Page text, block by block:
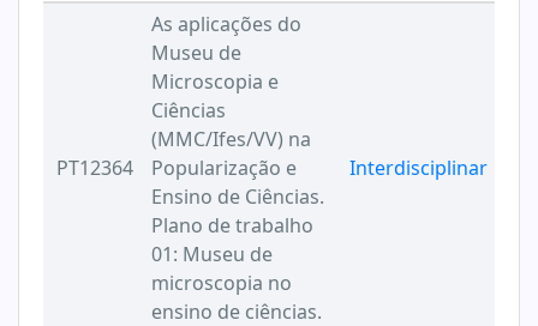
PT12364
As aplicações do
Museu de
Microscopia e
Ciências
(MMC/Ifes/VV) na
Popularização e
Ensino de Ciências.
Plano de trabalho
01: Museu de
microscopia no
ensino de ciências.
Interdisciplinar